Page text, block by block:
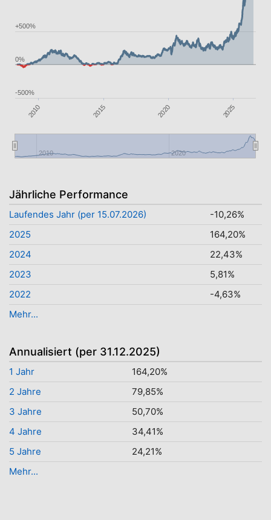
2010 2015 2020 2025
2010 2020
-500%
0%
+500%
Jährliche Performance
Laufendes Jahr (per 15.07.2026)
-10,26%
2025
164,20%
2024
22,43%
2023
5,81%
2022
-4,63%
Mehr...
Annualisiert (per 31.12.2025)
1 Jahr
164,20%
2 Jahre
79,85%
3 Jahre
50,70%
4 Jahre
34,41%
5 Jahre
24,21%
Mehr...